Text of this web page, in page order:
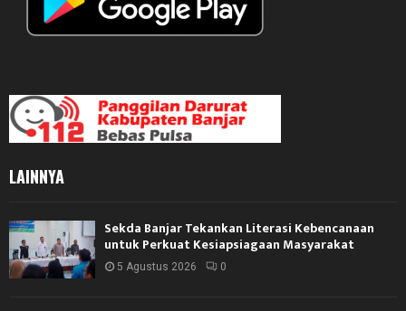
LAINNYA
Sekda Banjar Tekankan Literasi Kebencanaan
untuk Perkuat Kesiapsiagaan Masyarakat
5 Agustus 2026 0